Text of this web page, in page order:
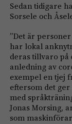
Sedan tidigare
Sorsele och
”Det är
har lokal
deras tillvaro på
anledning av
exempel en tjej
eftersom det
med
Jonas Morsing,
som